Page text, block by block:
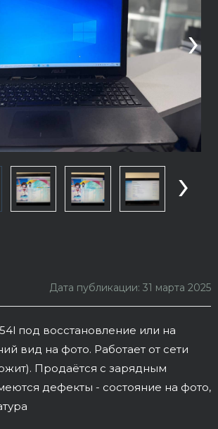
›
›
Дата публикации: 31 марта 2025
под восстановление или на
вид на фото. Работает от сети
Продаётся с зарядным
дефекты - состояние на фото,